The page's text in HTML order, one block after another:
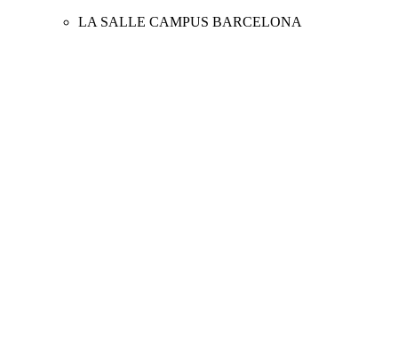
LA SALLE CAMPUS BARCELONA